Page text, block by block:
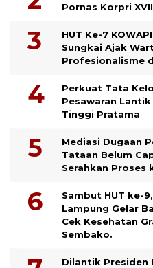
Pornas Korpri
HUT Ke-7
Sungkai Ajak
Profesionalisme
Perkuat Tata
Pesawaran
Tinggi Pratama
Mediasi Dugaan
Tataan Belum
Serahkan Proses
Sambut HUT ke-
Lampung Gelar
Cek Kesehatan
Sembako.
Dilantik Presiden